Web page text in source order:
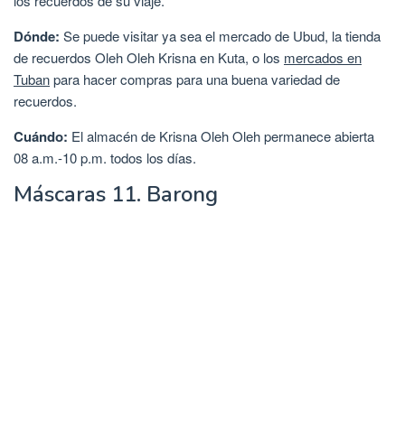
Dónde: Se puede visitar ya sea el mercado de Ubud, la tienda
de recuerdos Oleh Oleh Krisna en Kuta, o los mercados en
Tubanpara hacer compras para una buena variedad de
recuerdos.
Cuándo: El almacén de Krisna Oleh Oleh permanece abierta
08 a.m.-10 p.m. todos los días.
Máscaras 11. Barong